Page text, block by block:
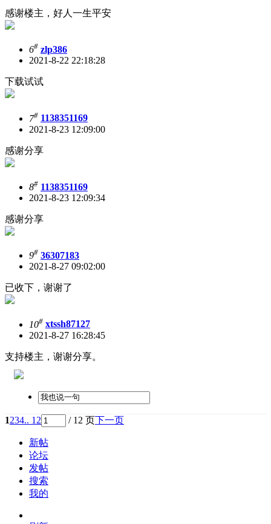
感谢楼主，好人一生平安
6# zlp386
2021-8-22 22:18:28
下载试试
7# 1138351169
2021-8-23 12:09:00
感谢分享
8# 1138351169
2021-8-23 12:09:34
感谢分享
9# 36307183
2021-8-27 09:02:00
已收下，谢谢了
10# xtssh87127
2021-8-27 16:28:45
支持楼主，谢谢分享。
1234.. 12 / 12 页下一页
新帖
论坛
发帖
搜索
我的